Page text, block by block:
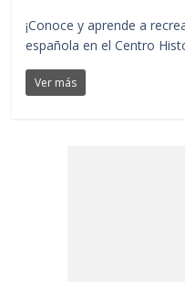
¡Conoce y aprende a
española en el Centro
Ver más